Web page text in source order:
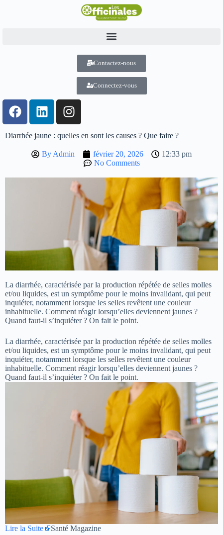
Contactez-nous
Connectez-vous
Diarrhée jaune : quelles en sont les causes ? Que faire ?
By Admin février 20, 2026
12:33 pm
No Comments
La diarrhée, caractérisée par la production répétée de selles molles
et/ou liquides, est un symptôme pour le moins invalidant, qui peut
inquiéter, notamment lorsque les selles revêtent une couleur
inhabituelle. Comment réagir lorsqu’elles deviennent jaunes ?
Quand faut-il s’inquiéter ? On fait le point.
La diarrhée, caractérisée par la production répétée de selles molles
et/ou liquides, est un symptôme pour le moins invalidant, qui peut
inquiéter, notamment lorsque les selles revêtent une couleur
inhabituelle. Comment réagir lorsqu’elles deviennent jaunes ?
Quand faut-il s’inquiéter ? On fait le point.
Lire la Suite Santé Magazine